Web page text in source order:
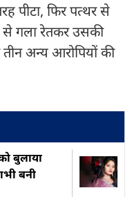
पीटा, फिर पत्थर से
गला रेतकर उसकी
अन्य आरोपियों की
बुलाया
बनी